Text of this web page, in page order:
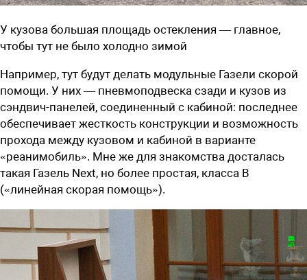
У кузова большая площадь остекления — главное,
чтобы тут не было холодно зимой
Например, тут будут делать модульные Газели скорой
помощи. У них — пневмоподвеска сзади и кузов из
сэндвич-панелей, соединенный с кабиной: последнее
обеспечивает жесткость конструкции и возможность
прохода между кузовом и кабиной в варианте
­«реанимобиль». Мне же для знакомства досталась
такая Газель Next, но более простая, класса B
(«линейная скорая помощь»).